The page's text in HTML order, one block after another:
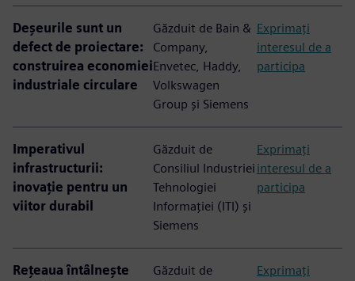
Deșeurile sunt un
defect de proiectare:
construirea economiei
industriale circulare
Găzduit de Bain &
Company,
Envetec, Haddy,
Volkswagen
Group și Siemens
Exprimați
interesul de a
participa
Imperativul
infrastructurii:
inovație pentru un
viitor durabil
Găzduit de
Consiliul Industriei
Tehnologiei
Informației (ITI) și
Siemens
Exprimați
interesul de a
participa
Rețeaua întâlnește
Găzduit de
Exprimați